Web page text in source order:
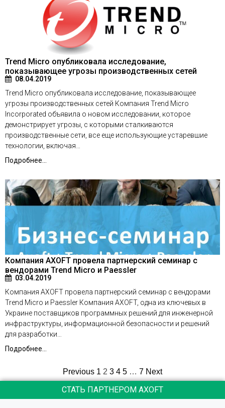
Trend Micro опубликовала исследование,
показывающее угрозы производственных сетей
08.04.2019
Trend Micro опубликовала исследование, показывающее
угрозы производственных сетей Компания Trend Micro
Incorporated объявила о новом исследовании, которое
демонстрирует угрозы, с которыми сталкиваются
производственные сети, все еще использующие устаревшие
технологии, включая…
Подробнее...
Компания AXOFT провела партнерский семинар с
вендорами Trend Micro и Paessler
03.04.2019
Компания AXOFT провела партнерский семинар с вендорами
Trend Micro и Paessler Компания AXOFT, одна из ключевых в
Украине поставщиков программных решений для инженерной
инфраструктуры, информационной безопасности и решений
для разработки…
Подробнее...
Previous 1 2 3 4 5 … 7 Next
СТАТЬ ПАРТНЕРОМ AXOFT